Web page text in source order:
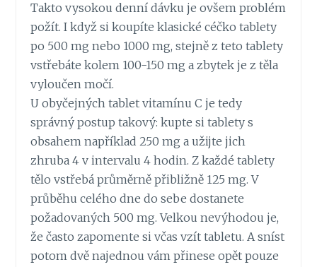
Takto vysokou denní dávku je ovšem problém
požít. I když si koupíte klasické céčko tablety
po 500 mg nebo 1000 mg, stejně z teto tablety
vstřebáte kolem 100-150 mg a zbytek je z těla
vyloučen močí.
U obyčejných tablet vitamínu C je tedy
správný postup takový: kupte si tablety s
obsahem například 250 mg a užijte jich
zhruba 4 v intervalu 4 hodin. Z každé tablety
tělo vstřebá průměrně přibližně 125 mg. V
průběhu celého dne do sebe dostanete
požadovaných 500 mg. Velkou nevýhodou je,
že často zapomente si včas vzít tabletu. A sníst
potom dvě najednou vám přinese opět pouze